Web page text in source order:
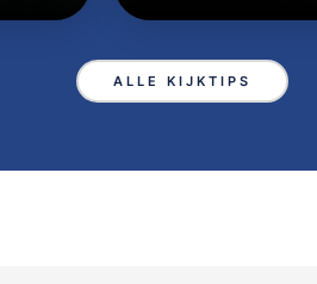
ALLE KIJKTIPS